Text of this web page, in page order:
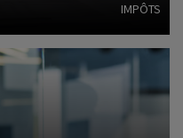
IMPÔTS
Lire l'article